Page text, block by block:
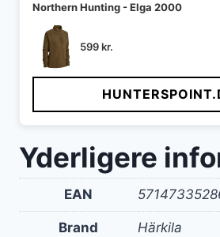
Northern Hunting - Elga 2000
599kr.
Yderligere
EAN
Brand Härkila